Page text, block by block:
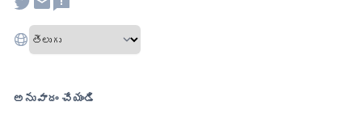
అనువాదం చేయండి